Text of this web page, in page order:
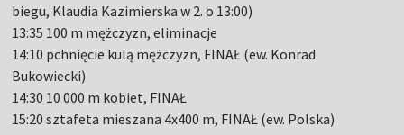
biegu, Klaudia Kazimierska w 2. o 13:00)
13:35 100 m mężczyzn, eliminacje
14:10 pchnięcie kulą mężczyzn, FINAŁ (ew. Konrad
Bukowiecki)
14:30 10 000 m kobiet, FINAŁ
15:20 sztafeta mieszana 4x400 m, FINAŁ (ew. Polska)